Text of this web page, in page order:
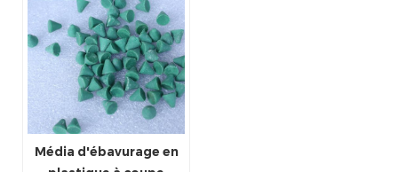
Média d'ébavurage en